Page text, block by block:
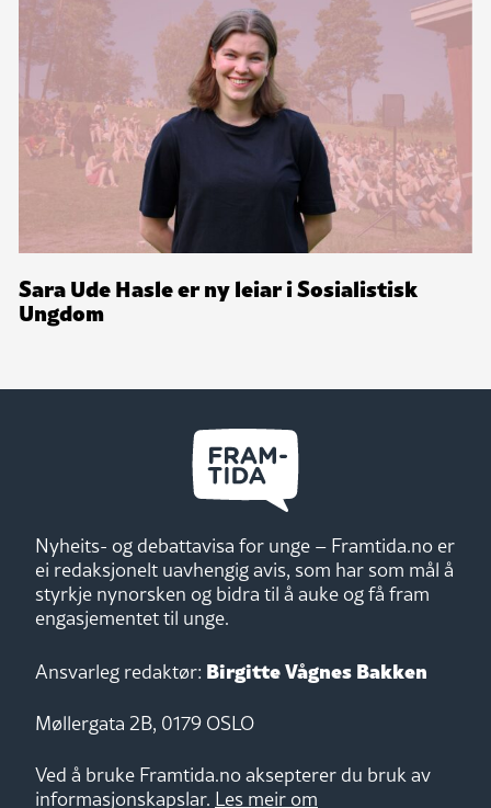
Sara Ude Hasle er ny leiar i Sosialistisk
Ungdom
Nyheits- og debattavisa for unge – Framtida.no er
ei redaksjonelt uavhengig avis, som har som mål å
styrkje nynorsken og bidra til å auke og få fram
engasjementet til unge.
Ansvarleg redaktør: Birgitte Vågnes Bakken
Møllergata 2B, 0179 OSLO
Ved å bruke Framtida.no aksepterer du bruk av
informasjonskapslar. Les meir om